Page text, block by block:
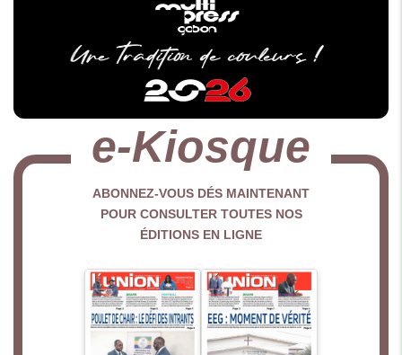
e-Kiosque
ABONNEZ-VOUS DÉS MAINTENANT
POUR CONSULTER TOUTES NOS
ÉDITIONS EN LIGNE